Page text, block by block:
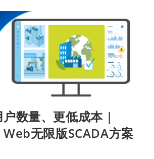
数量、更低成本 |
无限版SCADA方案